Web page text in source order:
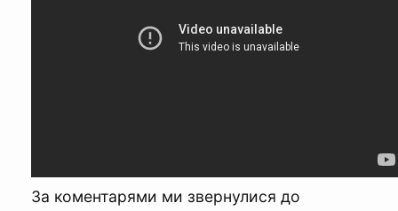
За коментарями ми звернулися до